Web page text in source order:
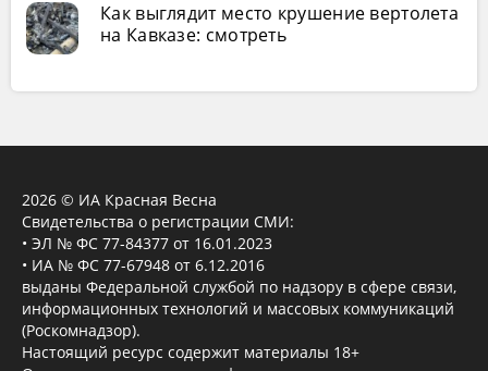
Как выглядит место крушение вертолета
на Кавказе: смотреть
2026 © ИА Красная Весна
Свидетельства о регистрации СМИ:
• ЭЛ № ФС 77-84377 от 16.01.2023
• ИА № ФС 77-67948 от 6.12.2016
выданы Федеральной службой по надзору в сфере связи,
информационных технологий и массовых коммуникаций
(Роскомнадзор).
Настоящий ресурс содержит материалы 18+